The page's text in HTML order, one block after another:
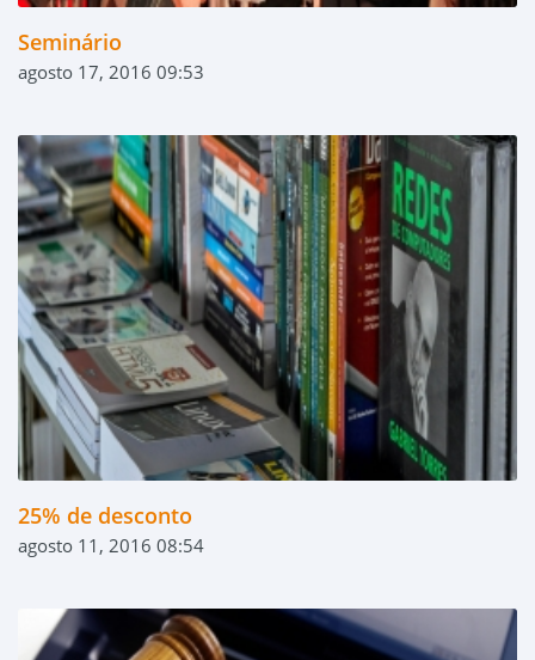
Seminário
agosto 17, 2016 09:53
25% de desconto
agosto 11, 2016 08:54